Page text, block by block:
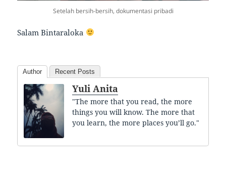
Setelah bersih-bersih, dokumentasi pribadi
Salam Bintaraloka
Author Recent Posts
Yuli Anita
"The more that you read, the more
things you will know. The more that
you learn, the more places you’ll go."